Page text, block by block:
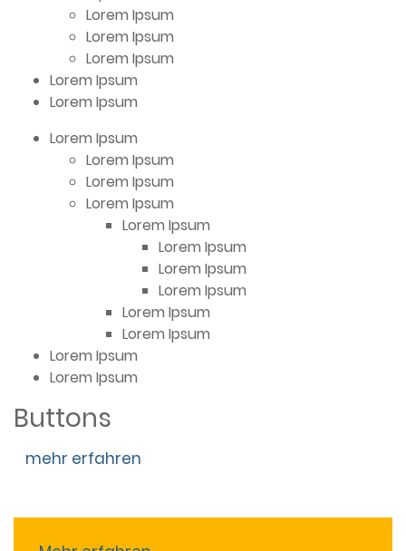
Lorem Ipsum
Lorem Ipsum
Lorem Ipsum
Lorem Ipsum
Lorem Ipsum
Lorem Ipsum
Lorem Ipsum
Lorem Ipsum
Lorem Ipsum
Lorem Ipsum
Lorem Ipsum
Lorem Ipsum
Lorem Ipsum
Lorem Ipsum
Lorem Ipsum
Lorem Ipsum
Lorem Ipsum
Buttons
mehr erfahren